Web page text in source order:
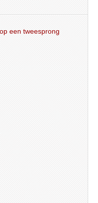
mondiaal op een tweesprong